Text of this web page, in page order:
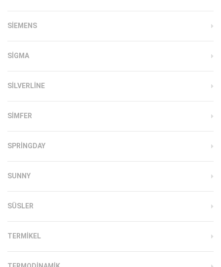
SIEMENS
SIGMA
SILVERLINE
SIMFER
SPRINGDAY
SUNNY
SÜSLER
TERMIKEL